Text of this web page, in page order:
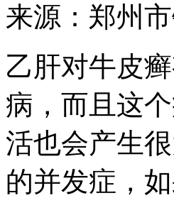
来源：郑州
乙肝对牛皮
病，而且这
活也会产生
的并发症，